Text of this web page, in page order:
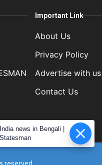
Important Link
About Us
Privacy Policy
Advertise with us
Contact Us
news in Bengali |